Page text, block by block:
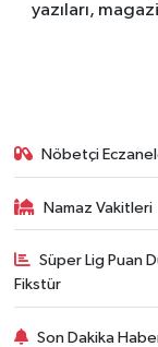
yazıları,
Nöbetçi
Namaz Vakitleri
Süper Lig Puan
Fikstür
Son Dakika